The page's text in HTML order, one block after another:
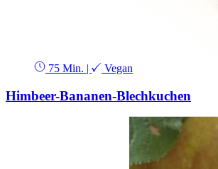
75 Min. | Vegan
Himbeer-Bananen-Blechkuchen